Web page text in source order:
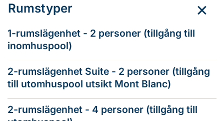
Rumstyper
1-rumslägenhet - 2 personer (tillgång till
inomhuspool)
2-rumslägenhet Suite - 2 personer (tillgång
till utomhuspool utsikt Mont Blanc)
2-rumslägenhet - 4 personer (tillgång till